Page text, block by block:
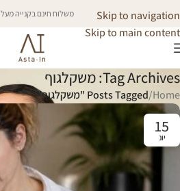
Skip to navigation
Skip to main content
משלוח חינם בקנייה מעל 450 ₪
Tag Archives: משקלגוף
Home
/Posts Tagged "משקלגוף"
15
יונ